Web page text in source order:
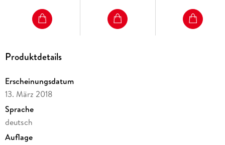
Produktdetails
Erscheinungsdatum
13. März 2018
Sprache
deutsch
Auflage